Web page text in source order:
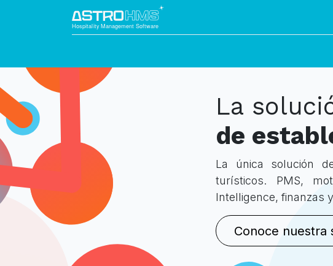
La
de
La única solución
turísticos. PMS,
Intelligence, finanzas
Conoc​​e n​​​​​​​​​​​​ue​​​​st​​​​ra